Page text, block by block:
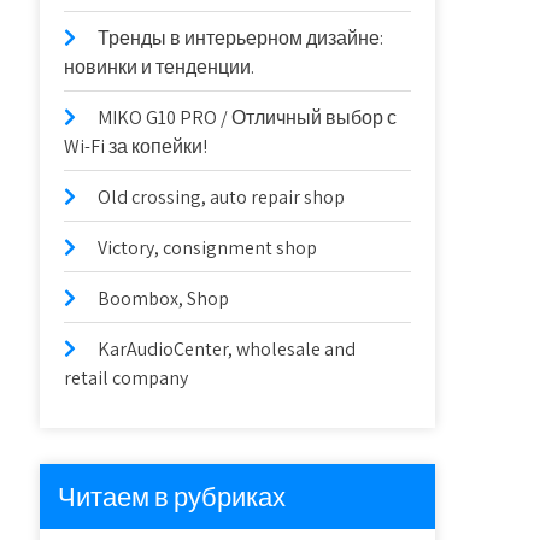
Тренды в интерьерном дизайне:
новинки и тенденции.
MIKO G10 PRO / Отличный выбор с
Wi-Fi за копейки!
Old crossing, auto repair shop
Victory, consignment shop
Boombox, Shop
KarAudioCenter, wholesale and
retail company
Читаем в рубриках